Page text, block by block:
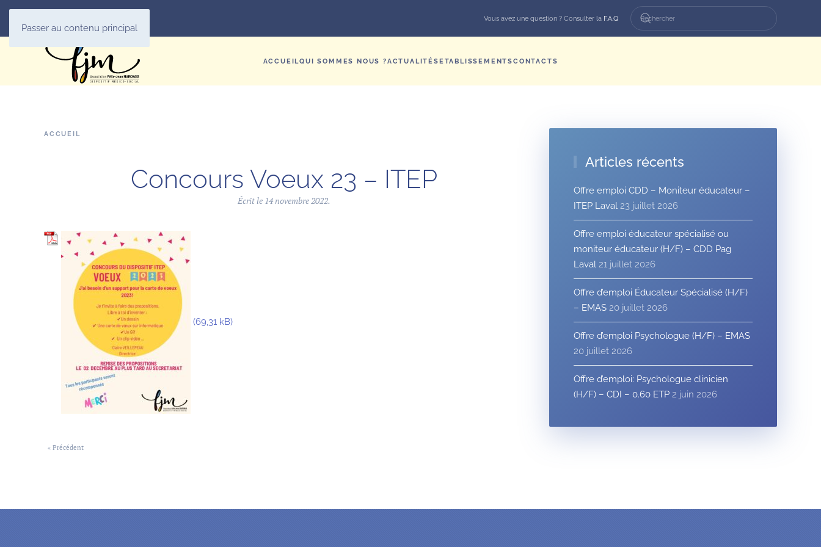
Passer au contenu principal
Vous avez une question ? Consulter la F.A.Q
ACCUEILQUI SOMMES NOUS ?ACTUALITÉSETABLISSEMENTSCONTACTS
ACCUEIL
Concours Voeux 23 – ITEP
Écrit le 14 novembre 2022.
« Précédent
Articles récents
Offre emploi CDD – Moniteur éducateur –
ITEP Laval 23 juillet 2026
Offre emploi éducateur spécialisé ou
moniteur éducateur (H/F) – CDD Pag
Laval 21 juillet 2026
Offre d’emploi Éducateur Spécialisé (H/F)
– EMAS 20 juillet 2026
Offre d’emploi Psychologue (H/F) – EMAS
20 juillet 2026
Offre d’emploi: Psychologue clinicien
(H/F) – CDI – 0.60 ETP 2 juin 2026